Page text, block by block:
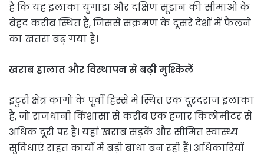
है कि यह इलाका युगांडा और दक्षिण सूडान की सीमाओं के
बेहद करीब स्थित है, जिससे संक्रमण के दूसरे देशों में फैलने
का खतरा बढ़ गया है।
खराब हालात और विस्थापन से बढ़ी मुश्किलें
इटुरी क्षेत्र कांगो के पूर्वी हिस्से में स्थित एक दूरदराज इलाका
है, जो राजधानी किंशासा से करीब एक हजार किलोमीटर से
अधिक दूरी पर है। यहां खराब सड़कें और सीमित स्वास्थ्य
सुविधाएं राहत कार्यों में बड़ी बाधा बन रही हैं। अधिकारियों